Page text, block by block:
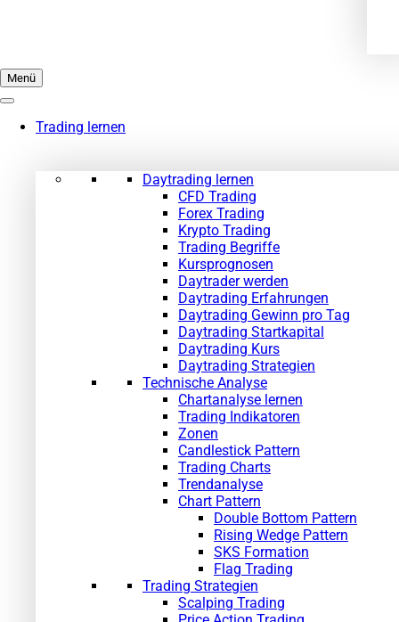
Menü
Trading lernen
Daytrading lernen
CFD Trading
Forex Trading
Krypto Trading
Trading Begriffe
Kursprognosen
Daytrader werden
Daytrading Erfahrungen
Daytrading Gewinn pro Tag
Daytrading Startkapital
Daytrading Kurs
Daytrading Strategien
Technische Analyse
Chartanalyse lernen
Trading Indikatoren
Zonen
Candlestick Pattern
Trading Charts
Trendanalyse
Chart Pattern
Double Bottom Pattern
Rising Wedge Pattern
SKS Formation
Flag Trading
Trading Strategien
Scalping Trading